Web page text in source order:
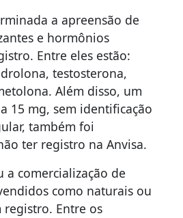
a apreensão de
e hormônios
Entre eles estão:
testosterona,
Além disso, um
15 mg, sem identificação
também foi
ter registro na Anvisa.
a comercialização de
como naturais ou
Entre os